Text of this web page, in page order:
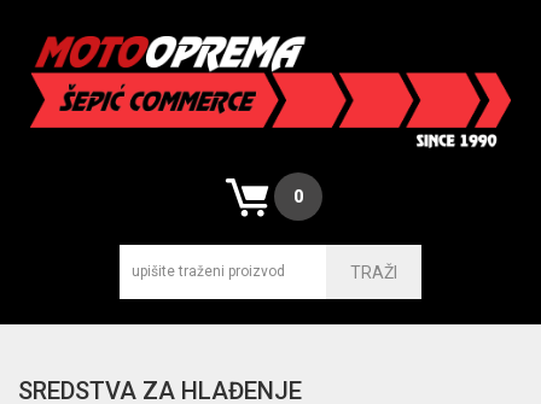
0
TRAŽI
SREDSTVA ZA HLAĐENJE